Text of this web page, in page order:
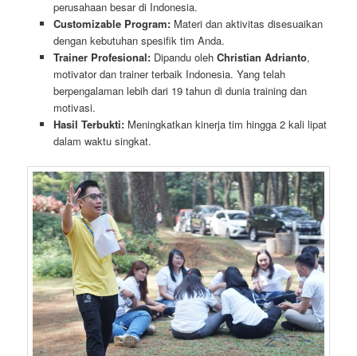
perusahaan besar di Indonesia.
Customizable Program:Materi dan aktivitas disesuaikan
dengan kebutuhan spesifik tim Anda.
Trainer Profesional:Dipandu oleh Christian Adrianto,
motivator dan trainer terbaik Indonesia. Yang telah
berpengalaman lebih dari 19 tahun di dunia training dan
motivasi.
Hasil Terbukti:Meningkatkan kinerja tim hingga 2 kali lipat
dalam waktu singkat.